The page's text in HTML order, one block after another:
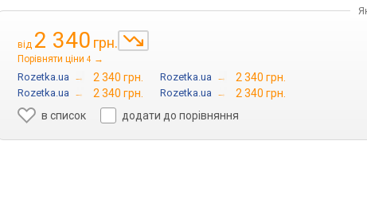
від 2 340 грн.
Порівняти ціни 4 →
Rozetka.ua → 2 340 грн. Rozetka.ua → 2 340 грн.
Rozetka.ua → 2 340 грн. Rozetka.ua →
2 340 грн.
в список
додати до порівняння